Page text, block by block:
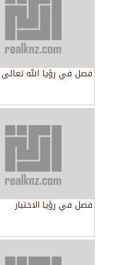
فصل في رؤيا الله تعالى
فصل في رؤيا الاختبار